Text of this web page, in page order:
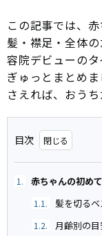
この記事では、
髪・襟足・全体
容院デビューの
ぎゅっとまとめま
さえれば、おう
目次
1. 赤ちゃんの初め
1.1. 髪を切る
1.2. 月齢別の